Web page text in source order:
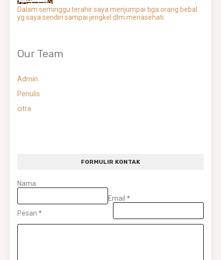
Dalam seminggu terahir saya menjumpai tiga orang bebal
yg saya sendiri sampai jengkel dlm menasehati
Our Team
Admin
Penulis
citra
FORMULIR KONTAK
Nama
Email *
Pesan *